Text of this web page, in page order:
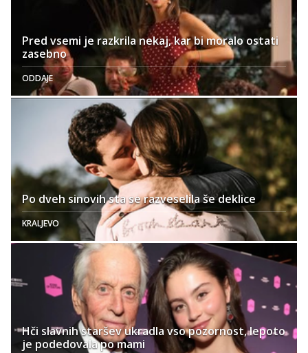
Pred vsemi je razkrila nekaj, kar bi moralo ostati
zasebno
ODDAJE
Po dveh sinovih sta se razveselila še deklice
KRALJEVO
Hči slavnih staršev ukradla vso pozornost, lepoto
je podedovala po mami